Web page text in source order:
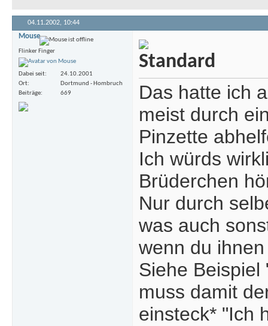
04.11.2002, 10:44
Mouse
Flinker Finger
Dabei seit
24.10.2001
Ort
Dortmund - Hombruch
Beiträge
669
Das hatte ich
meist durch
Pinzette
Ich würds
Brüderchen
Nur durch
was auch
wenn du
Siehe
muss damit
einsteck* "Ich